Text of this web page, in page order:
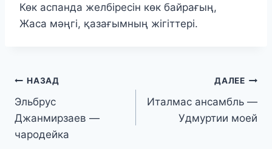
Көк аспанда желбіресін көк байрағың,
Жаса мәңгі, қазағымның жігіттері.
Навигация
по
записям
НАЗАД
Эльбрус
Джанмирзаев —
чародейка
ДАЛЕЕ
Италмас ансамбль —
Удмуртии моей